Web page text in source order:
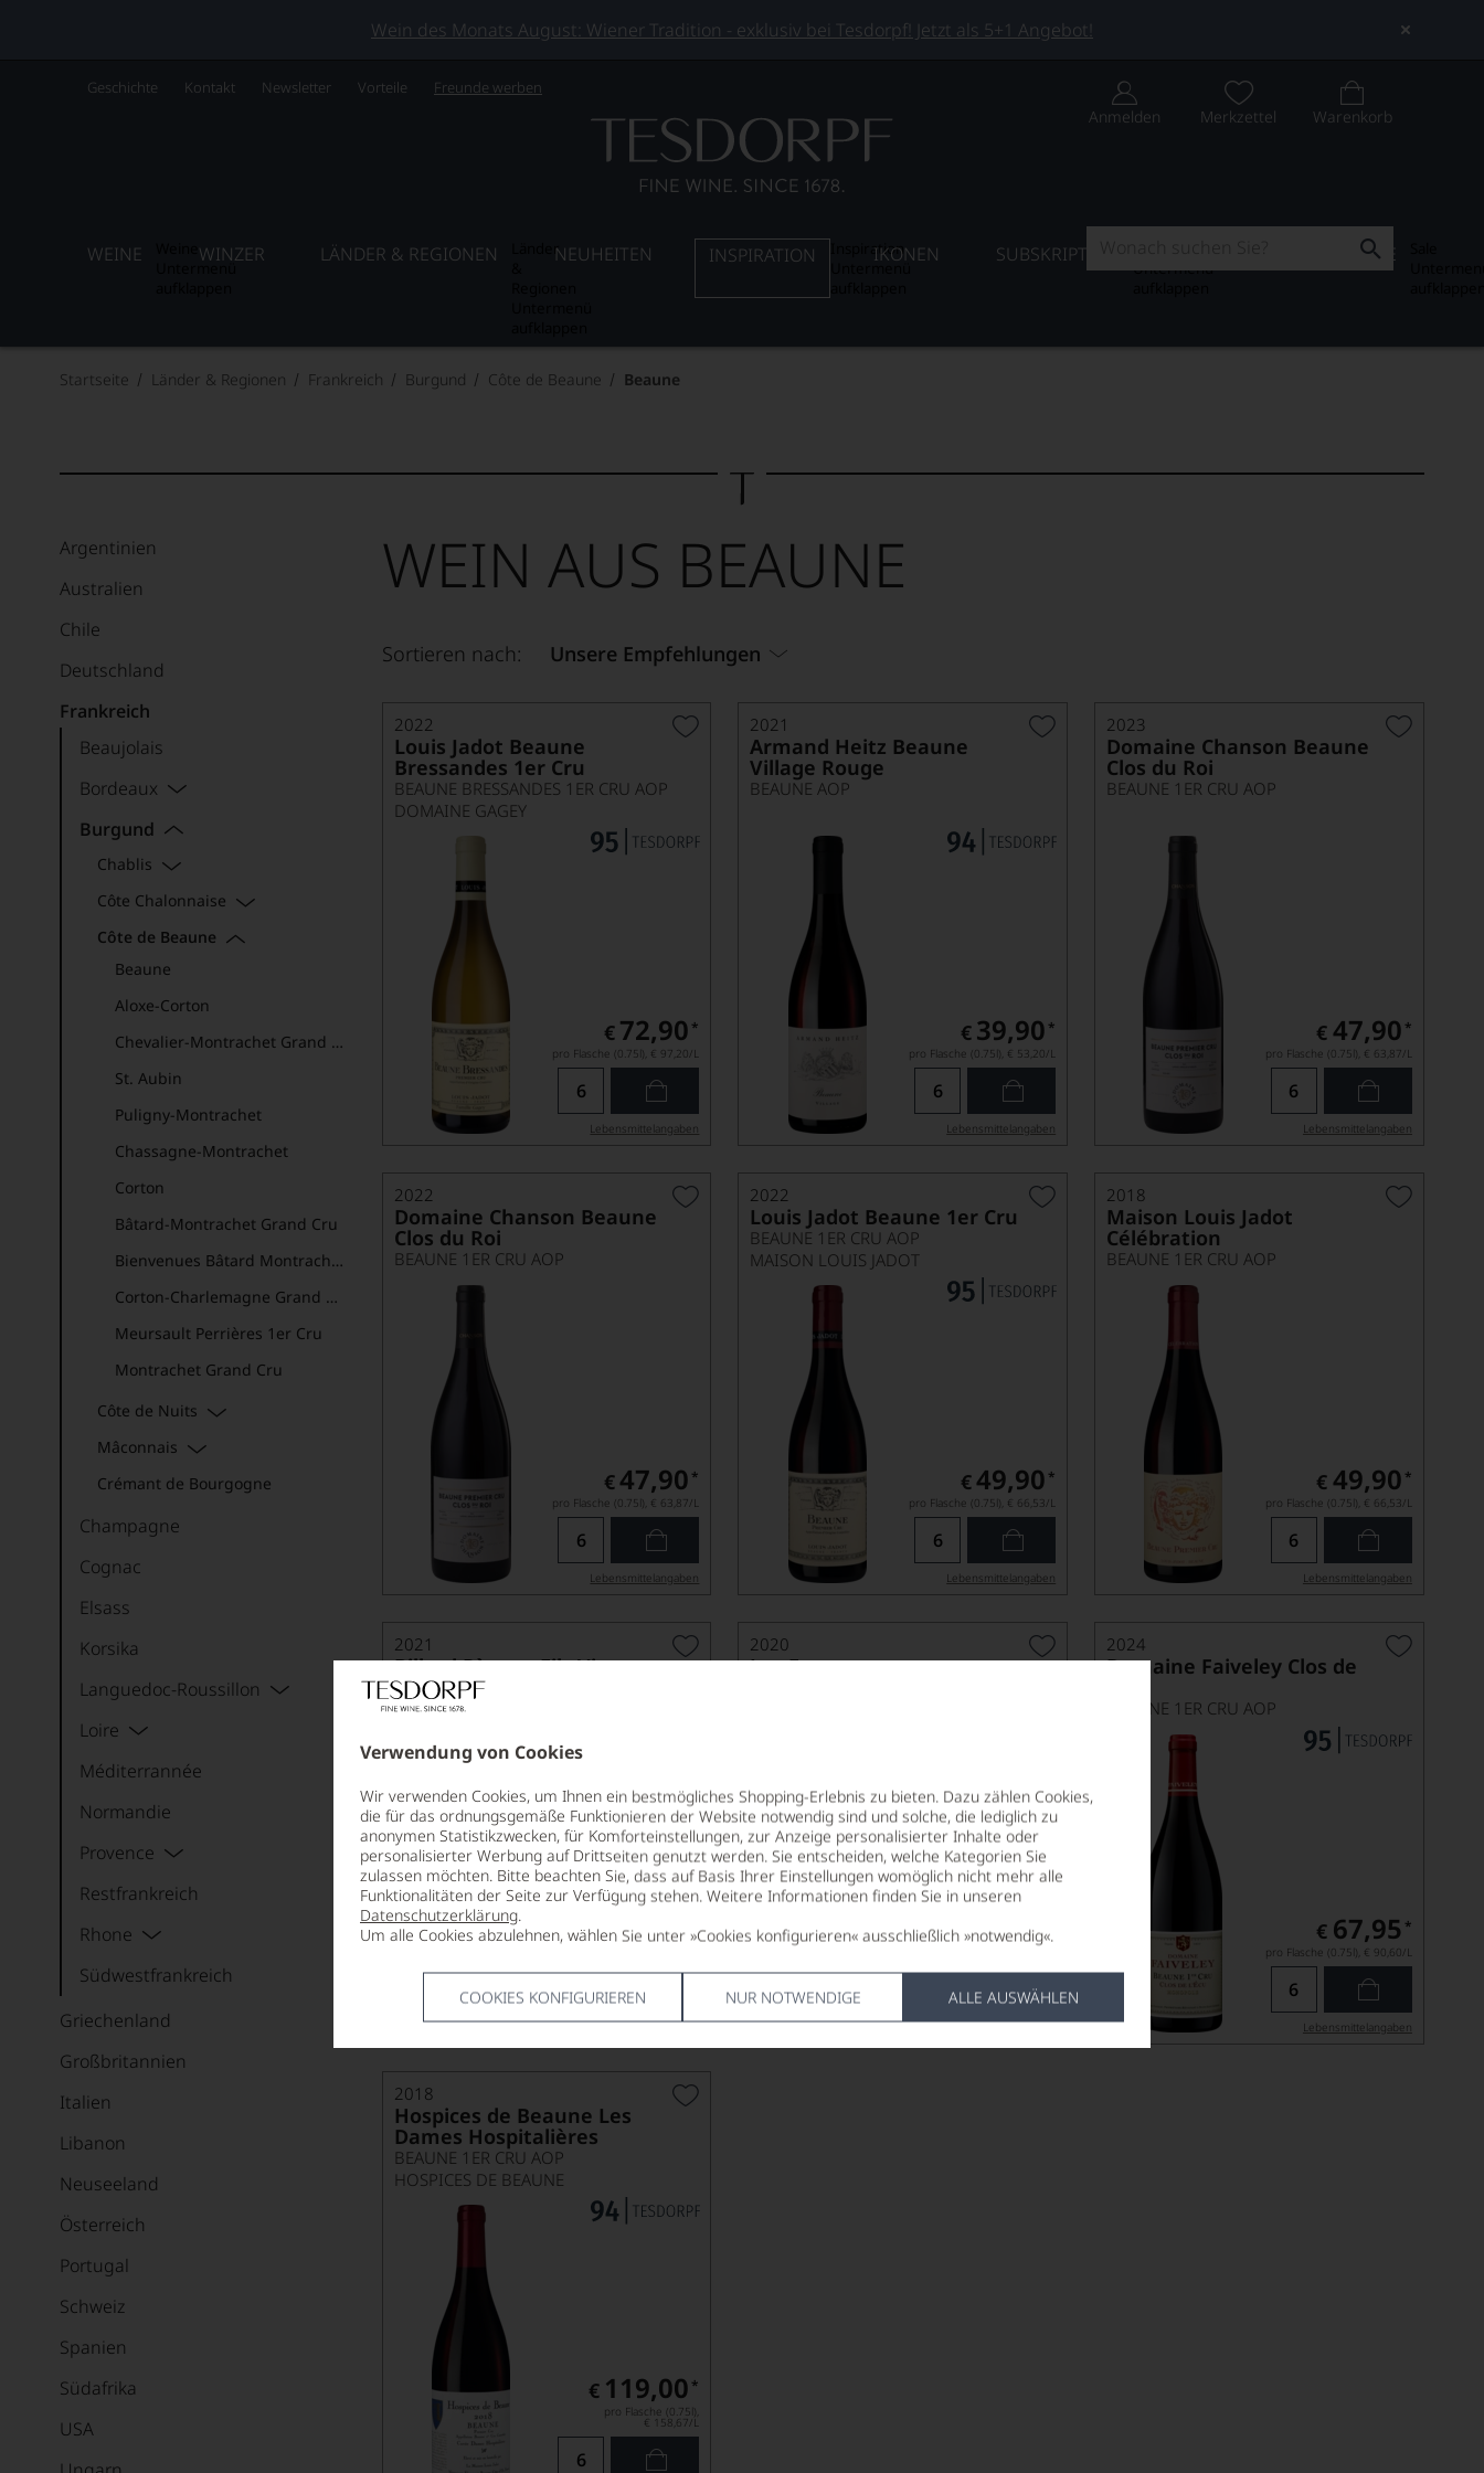
Verwendung von Cookies
Wir verwenden Cookies, um Ihnen ein bestmögliches Shopping-Erlebnis zu bieten. Dazu zählen Cookies,
die für das ordnungsgemäße Funktionieren der Website notwendig sind und solche, die lediglich zu
anonymen Statistikzwecken, für Komforteinstellungen, zur Anzeige personalisierter Inhalte oder
personalisierter Werbung auf Drittseiten genutzt werden. Sie entscheiden, welche Kategorien Sie
zulassen möchten. Bitte beachten Sie, dass auf Basis Ihrer Einstellungen womöglich nicht mehr alle
Funktionalitäten der Seite zur Verfügung stehen. Weitere Informationen finden Sie in unseren
Datenschutzerklärung.
Um alle Cookies abzulehnen, wählen Sie unter »Cookies konfigurieren« ausschließlich »notwendig«.
COOKIES KONFIGURIEREN NUR NOTWENDIGE ALLE AUSWÄHLEN
Wein des Monats August: Wiener Tradition - exklusiv bei Tesdorpf! Jetzt als 5+1 Angebot!
Geschichte Kontakt Newsletter Vorteile Freunde werben
Anmelden Merkzettel Warenkorb
WEINE WINZER LÄNDER & REGIONEN
LänderNEUHEITEN INSPIRATION
InspirationIKONEN SUBSKRIPTION
Untermenü
SALE
Startseite Länder & Regionen Frankreich Burgund Côte de Beaune Beaune
Argentinien
Australien
Chile
Deutschland
Frankreich
Beaujolais
Bordeaux
Burgund
Chablis
Côte Chalonnaise
Côte de Beaune
Beaune
Aloxe-Corton
Chevalier-Montrachet Grand Cru
St. Aubin
Puligny-Montrachet
Chassagne-Montrachet
Corton
Bâtard-Montrachet Grand Cru
Bienvenues Bâtard Montrachet Grand Cru
Corton-Charlemagne Grand Cru
Meursault Perrières 1er Cru
Montrachet Grand Cru
Santenay
Volnay
Pommard AOP
Côte de Nuits
Mâconnais
Crémant de Bourgogne
Champagne
Cognac
Elsass
Korsika
Languedoc-Roussillon
Loire
Méditerrannée
Normandie
Provence
Restfrankreich
Rhone
Südwestfrankreich
Griechenland
Großbritannien
Italien
Libanon
Neuseeland
Österreich
Portugal
Schweiz
Spanien
Südafrika
USA
WEIN AUS BEAUNE
Sortieren nach: Unsere Empfehlungen
2022
Louis Jadot Beaune
Bressandes 1er Cru
BEAUNE BRESSANDES 1ER CRU AOP
DOMAINE GAGEY
€ 72,90 *
pro Flasche (0.75l), € 97,20/L
Lebensmittel­angaben
2021
Armand Heitz Beaune
Village Rouge
BEAUNE AOP
€ 39,90 *
pro Flasche (0.75l), € 53,20/L
Lebensmittel­angaben
2023
Domaine Chanson Beaune
Clos du Roi
BEAUNE 1ER CRU AOP
€ 47,90 *
pro Flasche (0.75l), € 63,87/L
Lebensmittel­angaben
2022
Domaine Chanson Beaune
Clos du Roi
BEAUNE 1ER CRU AOP
€47,90 *
pro Flasche (0.75l), € 63,87/L
Lebensmittel­angaben
2022
Louis Jadot Beaune 1er Cru
BEAUNE 1ER CRU AOP
MAISON LOUIS JADOT
€49,90 *
pro Flasche (0.75l), € 66,53/L
Lebensmittel­angaben
2018
Maison Louis Jadot
Célébration
BEAUNE 1ER CRU AOP
€ 49,90 *
pro Flasche (0.75l), € 66,53/L
Lebensmittel­angaben
2021
Billard Père et Fils Vignes
Franches
BEAUNE 1ER CRU AOP
€ 54,90
Lebensmittel­angaben
2020
Les Epenottes
€54,90
Lebensmittel­angaben
2024
Domaine Faiveley Clos de
BEAUNE 1ER CRU AOP
€ 67,95 *
pro Flasche (0.75l), € 90,60/L
Lebensmittel­angaben
2018
Hospices de Beaune Les
Dames Hospitalières
BEAUNE 1ER CRU AOP
HOSPICES DE BEAUNE
€ 119,00 *
pro Flasche (0.75l),
€ 158,67/L